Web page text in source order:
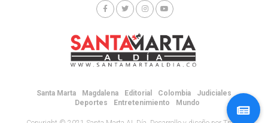
Santa Marta Magdalena Editorial Colombia
Judiciales
Deportes
Entretenimiento Mundo